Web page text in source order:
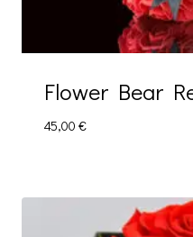
Flower Bear
45,00 €